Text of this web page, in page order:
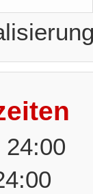
24:00